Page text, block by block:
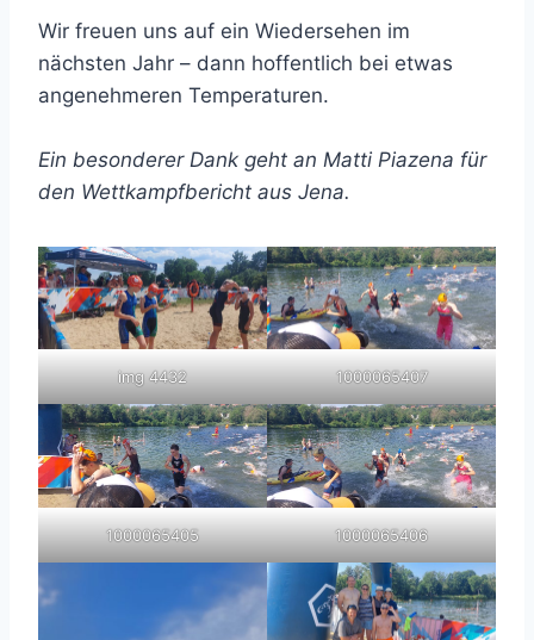
Wir freuen uns auf ein Wiedersehen im
nächsten Jahr – dann hoffentlich bei etwas
angenehmeren Temperaturen.
Ein besonderer Dank geht an Matti Piazena für
den Wettkampfbericht aus Jena.
img 4432 1000065407
1000065405 1000065406